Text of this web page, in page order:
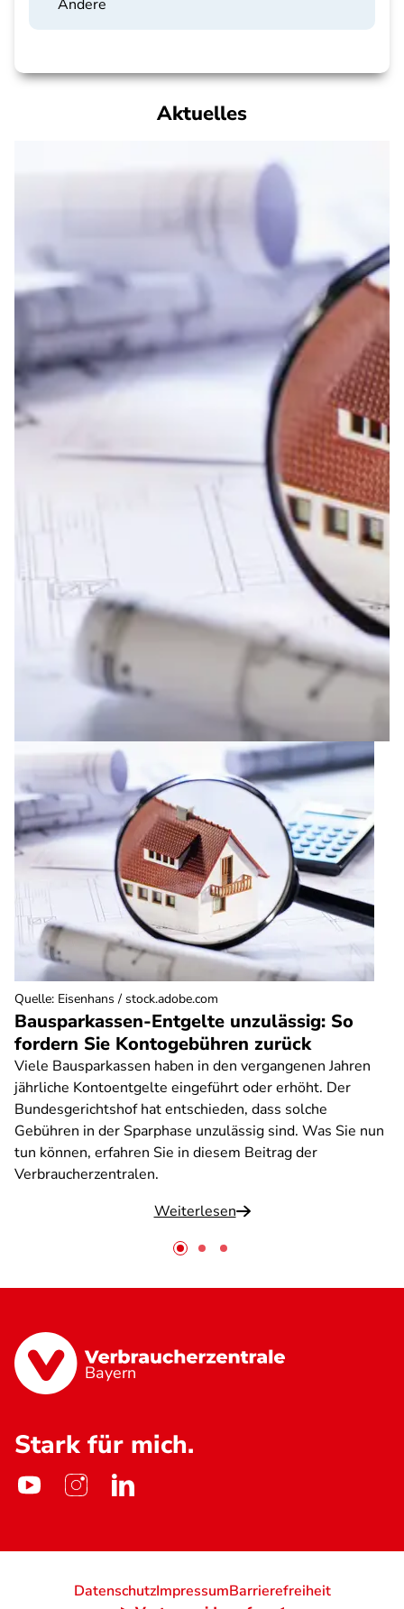
Andere
Aktuelles
Bausparkassen-Entgelte unzulässig: So
fordern Sie Kontogebühren zurück
Viele Bausparkassen haben in den vergangenen Jahren
jährliche Kontoentgelte eingeführt oder erhöht. Der
Bundesgerichtshof hat entschieden, dass solche
Gebühren in der Sparphase unzulässig sind. Was Sie nun
tun können, erfahren Sie in diesem Beitrag der
Verbraucherzentralen.
Weiterlesen
Quelle: Eisenhans / stock.adobe.com
Bayern
Stark für mich.
DatenschutzImpressumBarrierefreiheit